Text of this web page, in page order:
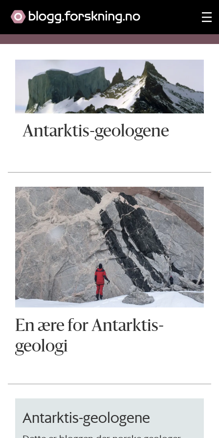
Blogg:
antarktis-
geologene
Antarktis-geologene
En ære for Antarktis-
geologi
Antarktis-geologene